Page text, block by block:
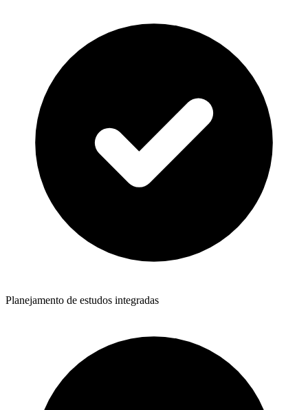
Planejamento de estudos integradas